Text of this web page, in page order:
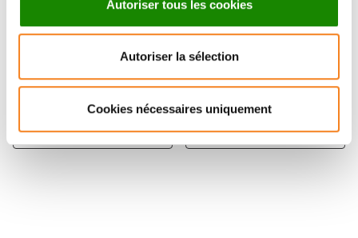
Autoriser tous les cookies
Autoriser la sélection
Cookies nécessaires uniquement
HOUDUSSE-
JUILLE
CARLOS
KIKUTI